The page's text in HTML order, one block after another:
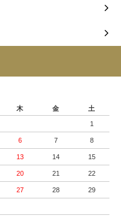
木 金 土
1
6 7 8
13 14 15
20 21 22
27 28 29